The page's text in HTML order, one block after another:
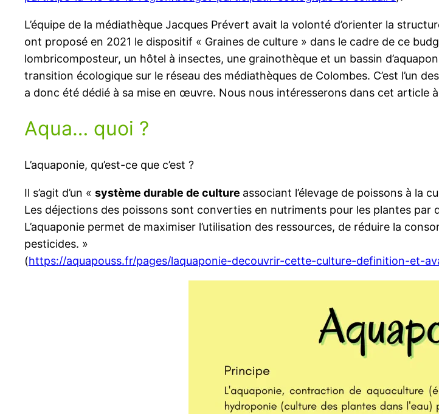
L’équipe de la médiathèque Jacques Prévert avait la volonté d’orienter la
ont proposé en 2021 le dispositif « Graines de culture » dans le cadre de ce
lombricomposteur, un hôtel à insectes, une grainothèque et un bassin
transition écologique sur le réseau des médiathèques de Colombes. C’est l’un
a donc été dédié à sa mise en œuvre. Nous nous intéresserons dans cet article
Aqua… quoi ?
L’aquaponie, qu’est-ce que c’est ?
Il s’agit d’un « système durable de culture associant l’élevage de poissons à la
Les déjections des poissons sont converties en nutriments pour les plantes par
L’aquaponie permet de maximiser l’utilisation des ressources, de réduire la
pesticides. »
(https://aquapouss.fr/pages/laquaponie-decouvrir-cette-culture-definition-et-